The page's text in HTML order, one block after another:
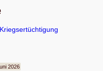
2026